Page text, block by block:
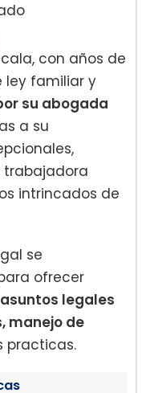
con años de
ley familiar y
su abogada
a su
trabajadora
intrincados de
se
ofrecer
asuntos legales
manejo de
practicas.